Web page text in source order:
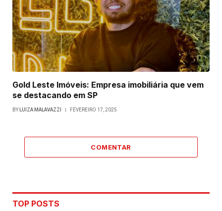
Gold Leste Imóveis: Empresa imobiliária que vem
se destacando em SP
BY LUIZA MALAVAZZI FEVEREIRO 17, 2025
COMENTAR
TOP POSTS